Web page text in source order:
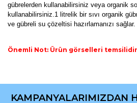
gübrelerden kullanabilirsiniz veya organik
kullanabilirsiniz.1 litrelik bir sıvı organik
ve gübreli su çözeltisi hazırlamanızı sağlar.
Önemli Not: Ürün görselleri
konularda yetersiz gördüğünüz
KAMPANYALARIMIZDAN